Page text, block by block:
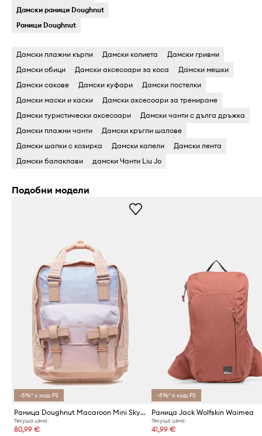
Дамски раници Doughnut
Раници Doughnut
Дамски плажни кърпи Дамски колиета
Дамски гривни
Дамски обици
Дамски аксесоари за коса
Дамски мешки
Дамски сакове
Дамски куфари
Дамски постелки
Дамски маски и каски
Дамски аксесоари за трениране
Дамски туристически аксесоари
Дамски чанти с дълга дръжка
Дамски плажни чанти
Дамски кръгли шалове
Дамски шапки с козирка
Дамски капели
Дамски лента
Дамски балаклави
дамски Чанти Liu Jo
Подобни модели
-5%* с код: FS
Раница Doughnut Macaroon Mini Sky x Ribbon
Текуща цена:
80,99 €
-5%* с код: FS
Раница Jack Wolfskin Waimea
Текуща цена:
41,99 €